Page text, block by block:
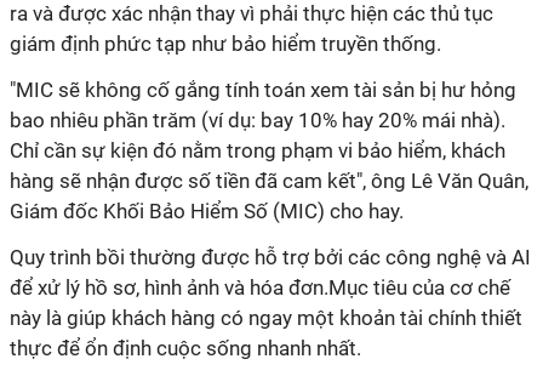
ra và được xác nhận thay vì phải thực hiện các thủ tục
giám định phức tạp như bảo hiểm truyền thống.
"MIC sẽ không cố gắng tính toán xem tài sản bị hư hỏng
bao nhiêu phần trăm (ví dụ: bay 10% hay 20% mái nhà).
Chỉ cần sự kiện đó nằm trong phạm vi bảo hiểm, khách
hàng sẽ nhận được số tiền đã cam kết", ông Lê Văn Quân,
Giám đốc Khối Bảo Hiểm Số (MIC) cho hay.
Quy trình bồi thường được hỗ trợ bởi các công nghệ và AI
để xử lý hồ sơ, hình ảnh và hóa đơn.Mục tiêu của cơ chế
này là giúp khách hàng có ngay một khoản tài chính thiết
thực để ổn định cuộc sống nhanh nhất.